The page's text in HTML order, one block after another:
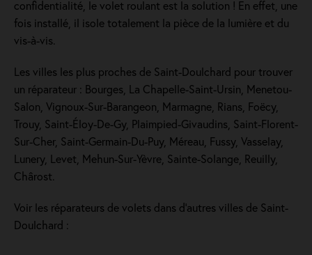
confidentialité, le volet roulant est la solution ! En effet, une
fois installé, il isole totalement la pièce de la lumière et du
vis-à-vis.
Les villes les plus proches de Saint-Doulchard pour trouver
un réparateur : Bourges, La Chapelle-Saint-Ursin, Menetou-
Salon, Vignoux-Sur-Barangeon, Marmagne, Rians, Foëcy,
Trouy, Saint-Éloy-De-Gy, Plaimpied-Givaudins, Saint-Florent-
Sur-Cher, Saint-Germain-Du-Puy, Méreau, Fussy, Vasselay,
Lunery, Levet, Mehun-Sur-Yèvre, Sainte-Solange, Reuilly,
Chârost.
Voir les réparateurs de volets dans d’autres villes de Saint-
Doulchard :